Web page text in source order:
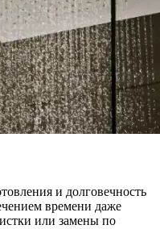
и долговечность
времени даже
или замены по